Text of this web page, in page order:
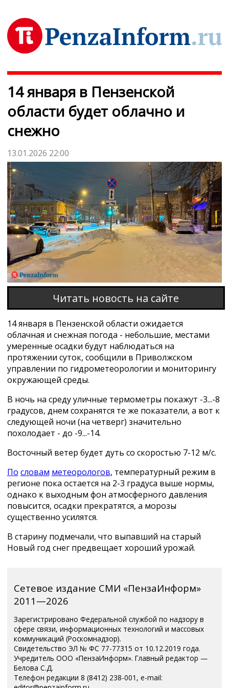
14 января в Пензенской
области будет облачно и
снежно
13.01.2026 22:00
Читать новость на сайте
14 января в Пензенской области ожидается
облачная и снежная погода - небольшие, местами
умеренные осадки будут наблюдаться на
протяжении суток, сообщили в Приволжском
управлении по гидрометеорологии и мониторингу
окружающей среды.
В ночь на среду уличные термометры покажут -3...-8
градусов, днем сохранятся те же показатели, а вот к
следующей ночи (на четверг) значительно
похолодает - до -9...-14.
Восточный ветер будет дуть со скоростью 7-12 м/с.
По словам метеорологов, температурный режим в
регионе пока остается на 2-3 градуса выше нормы,
однако к выходным фон атмосферного давления
повысится, осадки прекратятся, а морозы
существенно усилятся.
В старину подмечали, что выпавший на старый
Новый год снег предвещает хороший урожай.
Сетевое издание СМИ «ПензаИнформ»
2011—2026
Зарегистрировано Федеральной службой по надзору в
сфере связи, информационных технологий и массовых
коммуникаций (Роскомнадзор).
Свидетельство ЭЛ № ФС 77-77315 от 10.12.2019 года.
Учредитель ООО «ПензаИнформ». Главный редактор —
Белова С.Д.
Телефон редакции 8 (8412) 238-001, e-mail: